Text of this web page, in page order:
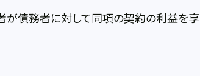
が債務者に対して同項の契約の利益を享